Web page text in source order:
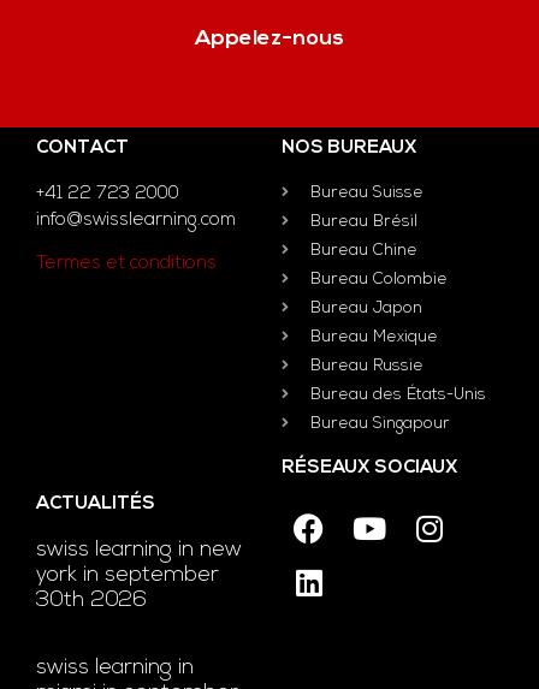
Appelez-nous
Termes et conditions
NOS BUREAUX
Bureau Suisse
Bureau Brésil
Bureau Colombie
Bureau Japon
Bureau Mexique